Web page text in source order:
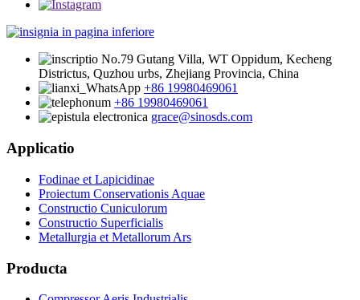
No.79 Gutang Villa, WT Oppidum, Kecheng
Districtus, Quzhou urbs, Zhejiang Provincia, China
+86 19980469061
+86 19980469061
grace@sinosds.com
Applicatio
Fodinae et Lapicidinae
Proiectum Conservationis Aquae
Constructio Cuniculorum
Constructio Superficialis
Metallurgia et Metallorum Ars
Producta